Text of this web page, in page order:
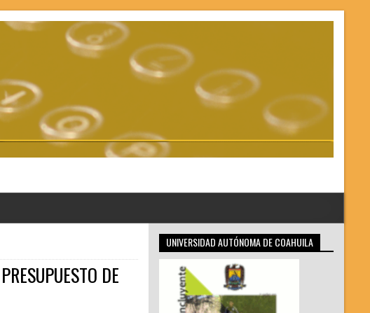
DE
UNIVERSIDAD AUTÓNOMA DE COAHUILA